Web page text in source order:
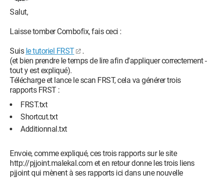
J'ai essailé de modifier le disable=yes en enable=no et de
modifier le
WScript.eraseObject("WScript.Shell") et par
mais erreur de comphréention du registre et aucun moyen de
le supprimer j'ai regardé des tuto pour modifier suprimer des
clé de registre définitivement mais cela ne fonctione pas DE
L'AIDE SVP !
Salut,
Laisse tomber Combofix, fais ceci :
Suis le tutoriel FRST
.
(et bien prendre le temps de lire afin d'appliquer correctement -
tout y est expliqué).
Télécharge et lance le scan FRST, cela va générer trois
rapports FRST :
FRST.txt
Shortcut.txt
Additionnal.txt
Envoie, comme expliqué, ces trois rapports sur le site
http://pjjoint.malekal.com et en retour donne les trois liens
pjjoint qui mènent à ses rapports ici dans une nouvelle